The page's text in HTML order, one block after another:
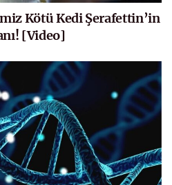
Kötü Kedi Şerafettin’in
[Video]